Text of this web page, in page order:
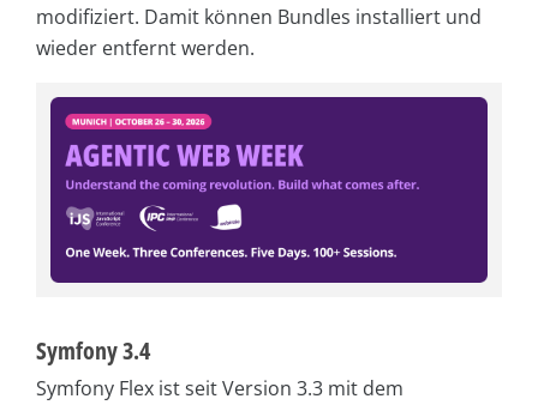
modifiziert. Damit können Bundles installiert und
wieder entfernt werden.
Symfony 3.4
Symfony Flex ist seit Version 3.3 mit dem